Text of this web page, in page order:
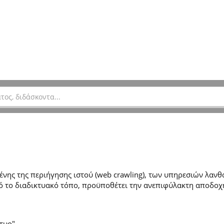
της περιήγησης ιστού (web crawling), των υπηρεσιών
διαδικτυακό τόπο, προϋποθέτει την ανεπιφύλακτη